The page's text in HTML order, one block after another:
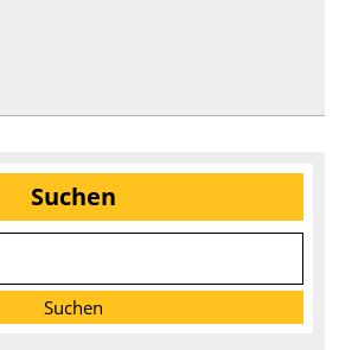
gemütlichen
Suchen
Suchen